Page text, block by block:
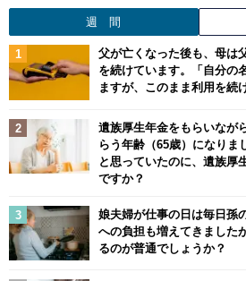
週 間
父が亡くなった後も、母は
を続けています。「自分の
ますが、このまま利用を続
遺族厚生年金をもらいなが
らう年齢（65歳）になりま
と思っていたのに、遺族厚
ですか？
娘夫婦が仕事の日は毎日孫
への負担も増えてきました
るのが普通でしょうか？